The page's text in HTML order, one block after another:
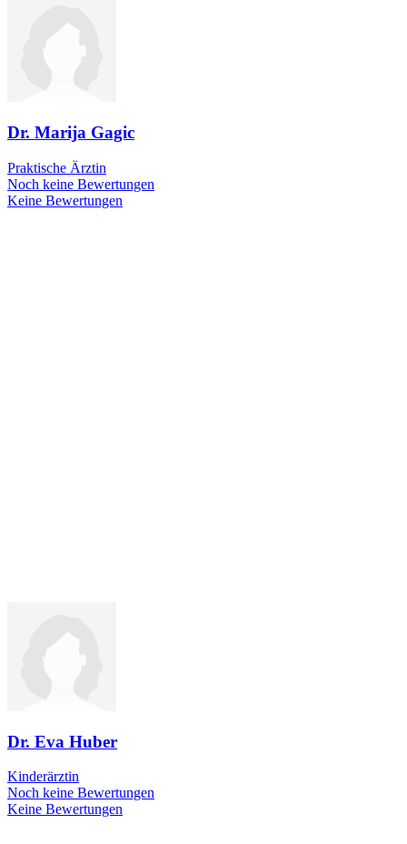
Dr. Marija Gagic
Praktische Ärztin
Noch keine Bewertungen
Keine Bewertungen
Dr. Eva Huber
Kinderärztin
Noch keine Bewertungen
Keine Bewertungen